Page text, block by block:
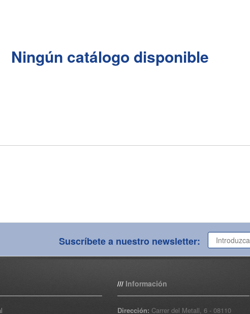
Ningún catálogo disponible
Suscríbete a nuestro newsletter:
/// Información
Dirección: Carrer del Metall, 6 - 08110